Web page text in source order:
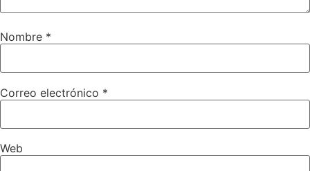
Nombre *
Correo electrónico *
Web